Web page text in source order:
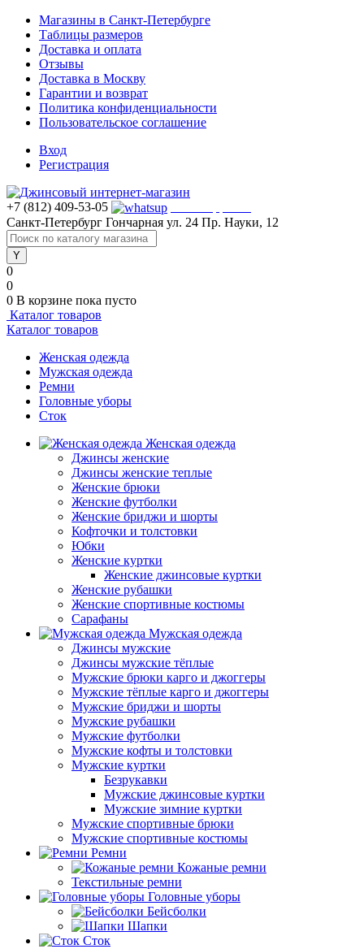
Магазины в Санкт-Петербурге
Таблицы размеров
Доставка и оплата
Отзывы
Доставка в Москву
Гарантии и возврат
Политика конфиденциальности
Пользовательское соглашение
Вход
Регистрация
+7 (812) 409-53-05
Санкт-Петербург Гончарная ул. 24 Пр. Науки, 12
0
0
0 В корзине пока пусто
Каталог товаров
Каталог товаров
Женская одежда
Мужская одежда
Ремни
Головные уборы
Сток
Женская одежда
Джинсы женские
Джинсы женские теплые
Женские брюки
Женские футболки
Женские бриджи и шорты
Кофточки и толстовки
Юбки
Женские куртки
Женские джинсовые куртки
Женские рубашки
Женские спортивные костюмы
Сарафаны
Мужская одежда
Джинсы мужские
Джинсы мужские тёплые
Мужские брюки карго и джоггеры
Мужские тёплые карго и джоггеры
Мужские бриджи и шорты
Мужские рубашки
Мужские футболки
Мужские кофты и толстовки
Мужские куртки
Безрукавки
Мужские джинсовые куртки
Мужские зимние куртки
Мужские спортивные брюки
Мужские спортивные костюмы
Ремни
Кожаные ремни
Текстильные ремни
Головные уборы
Бейсболки
Шапки
Сток